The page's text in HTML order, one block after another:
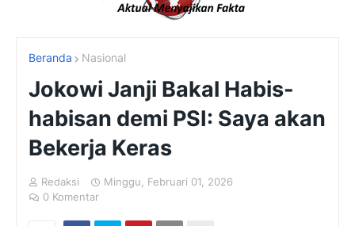
Beranda Nasional
Jokowi Janji Bakal Habis-
habisan demi PSI: Saya akan
Bekerja Keras
Redaksi
Minggu, Februari 01, 2026
0 Komentar